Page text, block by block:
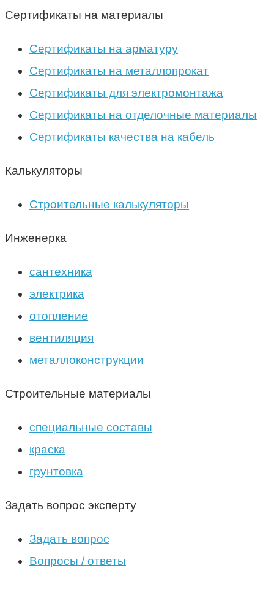
Сертификаты на материалы
Сертификаты на арматуру
Сертификаты на металлопрокат
Сертификаты для электромонтажа
Сертификаты на отделочные материалы
Сертификаты качества на кабель
Калькуляторы
Строительные калькуляторы
Инженерка
сантехника
электрика
отопление
вентиляция
металлоконструкции
Строительные материалы
специальные составы
краска
грунтовка
Задать вопрос эксперту
Задать вопрос
Вопросы / ответы